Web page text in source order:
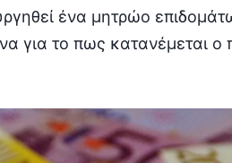
ένα μητρώο
για το πως κατανέμεται ο